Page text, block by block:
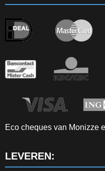
Eco cheques van Monizze
LEVEREN: